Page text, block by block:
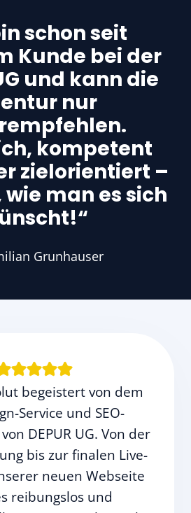
schon seit
Kunde bei der
und kann die
nur
kompetent
zielorientiert –
man es sich
Grunhauser
begeistert von dem
Service und SEO-
DEPUR UG. Von der
bis zur finalen Live-
neuen Webseite
reibungslos und